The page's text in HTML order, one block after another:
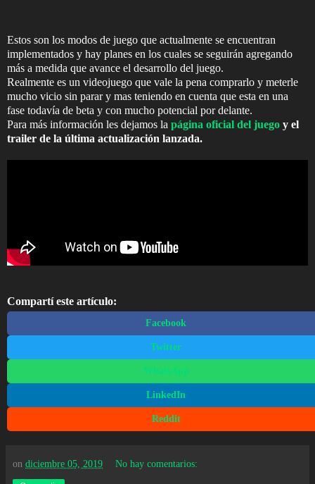
Estos son los modos de juego que actualmente se encuentran
implementados y hay planes en los cuales se seguirán agregando
más a medida que avance el desarrollo del juego.
Realmente es un videojuego que vale la pena comprarlo y meterle
mucho vicio sin parar y mas teniendo en cuenta que esta en una
fase todavía de beta y con mucho potencial por delante.
Para más información les dejamos la página oficial del juego y el
trailer de la última actualización lanzada.
Compartí este artículo:
Facebook
Twitter
WhatsApp
LinkedIn
Reddit
on diciembre 05, 2019 No hay comentarios: